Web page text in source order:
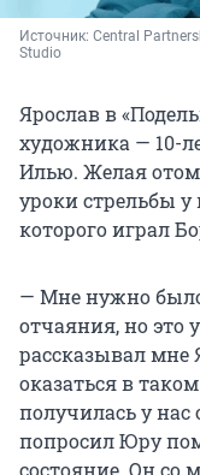
Источник: Central
Studio
Ярослав в
художника — 10-
Илью. Желая
уроки стрельбы у
которого играл
— Мне нужно
отчаяния, но это
рассказывал мне
оказаться в
получилась у нас
попросил Юру
состояние. Он со